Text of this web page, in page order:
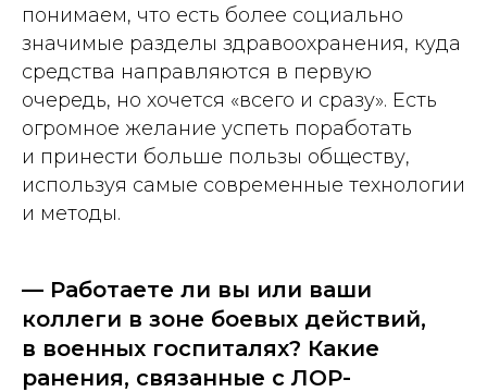
понимаем, что есть более социально
значимые разделы здравоохранения, куда
средства направляются в первую
очередь, но хочется «всего и сразу». Есть
огромное желание успеть поработать
и принести больше пользы обществу,
используя самые современные технологии
и методы.
— Работаете ли вы или ваши
коллеги в зоне боевых действий,
в военных госпиталях? Какие
ранения, связанные с ЛОР-